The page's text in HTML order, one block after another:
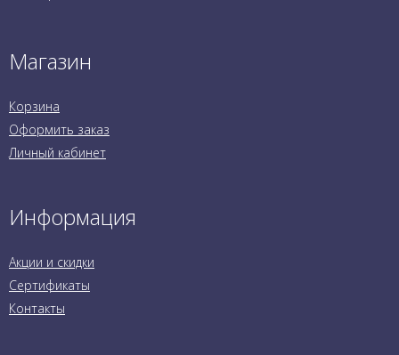
Магазин
Корзина
Оформить заказ
Личный кабинет
Информация
Акции и скидки
Сертификаты
Контакты